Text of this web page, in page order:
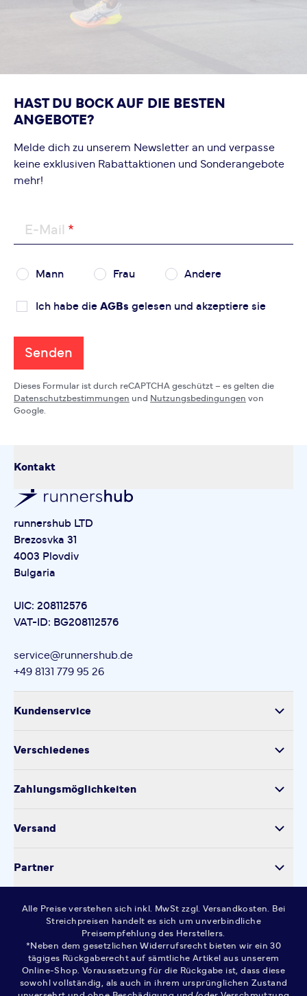
HAST DU BOCK AUF DIE BESTEN
ANGEBOTE?
Melde dich zu unserem Newsletter an und verpasse
keine exklusiven Rabattaktionen und Sonderangebote
mehr!
E-Mail
Mann Frau Andere
Ich habe die AGBs gelesen und akzeptiere sie
Senden
Dieses Formular ist durch reCAPTCHA geschützt – es gelten die
Datenschutzbestimmungen und Nutzungsbedingungen von
Google.
Kontakt
runnershub LTD
Brezosvka 31
4003 Plovdiv
Bulgaria
UIC: 208112576
VAT-ID: BG208112576
service@runnershub.de
+49 8131 779 95 26
Kundenservice
Produktsicherheit
Kontakt
Verschiedenes
Datenschutz
Widerrufsrecht
AGB
FAQ
Zahlungsmöglichkeiten
Versand
Partner
Alle Preise verstehen sich inkl. MwSt zzgl. Versandkosten. Bei
Streichpreisen handelt es sich um unverbindliche
Preisempfehlung des Herstellers.
*Neben dem gesetzlichen Widerrufsrecht bieten wir ein 30
tägiges Rückgaberecht auf sämtliche Artikel aus unserem
Online-Shop. Voraussetzung für die Rückgabe ist, dass diese
sowohl vollständig, als auch in ihrem ursprünglichen Zustand